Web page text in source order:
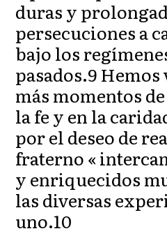
duras y
persecuciones a
bajo los
pasados.9
más momentos
la fe y en la
por el deseo de
fraterno «
y enriquecidos
las diversas
uno.10